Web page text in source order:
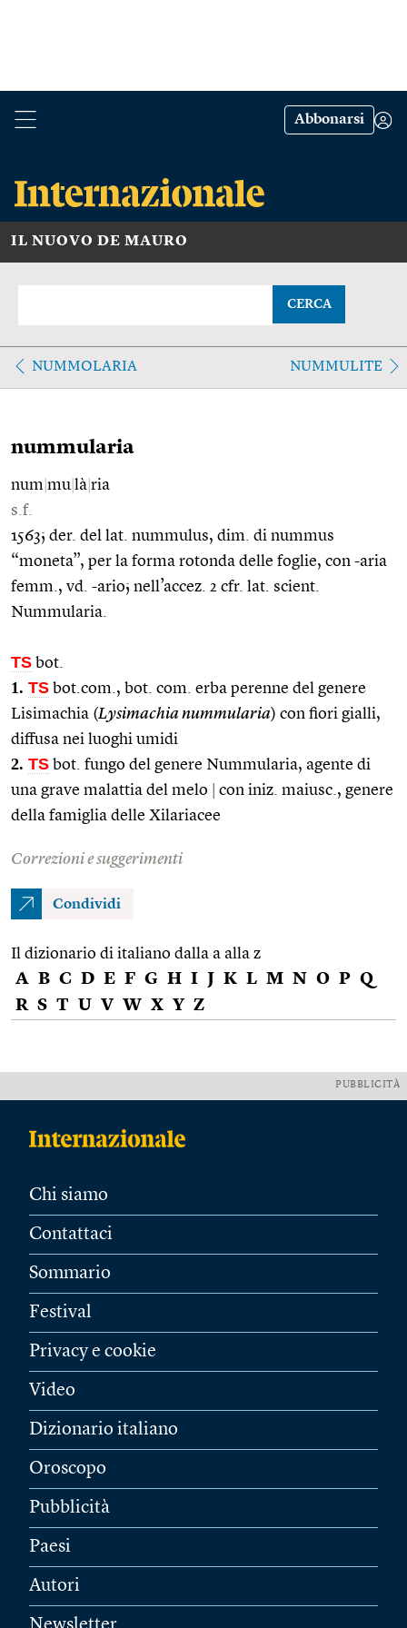
Abbonarsi
IL NUOVO DE MAURO
CERCA
NUMMOLARIA NUMMULITE
nummularia
num mu là ria
s.f.
1563; der. del lat. nummulus, dim. di nummus
“moneta”, per la forma rotonda delle foglie, con -aria
femm., vd. -ario; nell’accez. 2 cfr. lat. scient.
Nummularia.
TS bot.
1. TS bot.com., bot. com. erba perenne del genere
Lisimachia (Lysimachia nummularia) con fiori gialli,
diffusa nei luoghi umidi
2. TS bot. fungo del genere Nummularia, agente di
una grave malattia del melo
con iniz. maiusc., genere
della famiglia delle Xilariacee
Correzioni e suggerimenti
Condividi
Il dizionario di italiano dalla a alla z
A B C D E F G H I J K L M N O P Q
R S T U V W X Y Z
PUBBLICITÀ
Chi siamo
Contattaci
Sommario
Festival
Privacy e cookie
Video
Dizionario italiano
Oroscopo
Pubblicità
Paesi
Autori